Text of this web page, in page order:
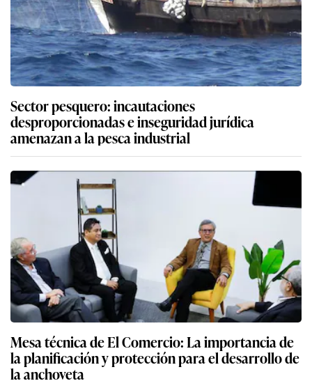
Sector pesquero: incautaciones
desproporcionadas e inseguridad jurídica
amenazan a la pesca industrial
Mesa técnica de El Comercio: La importancia de
la planificación y protección para el desarrollo de
la anchoveta